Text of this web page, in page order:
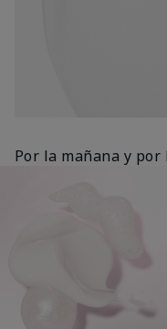
Por la mañana y por